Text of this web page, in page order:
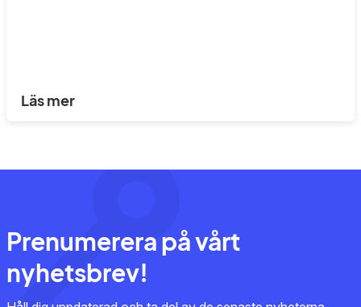
Läs mer
Prenumerera på vårt
nyhetsbrev!